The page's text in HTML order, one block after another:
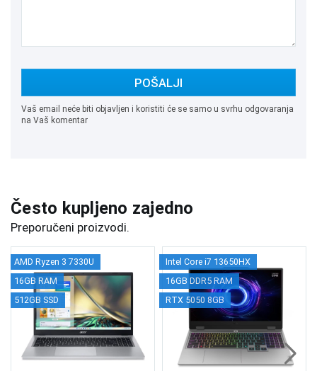
POŠALJI
Vaš email neće biti objavljen i koristiti će se samo u svrhu odgovaranja
na Vaš komentar
Često kupljeno zajedno
Preporučeni proizvodi.
AMD Ryzen 3 7330U
16GB RAM
512GB SSD
Intel Core i7 13650HX
16GB DDR5 RAM
RTX 5050 8GB